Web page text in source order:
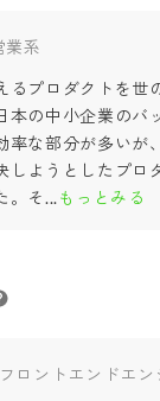
業系
るプロダクトを世
本の中小企業のバ
率な部分が多いが
しようとしたプロ
。そ...もっとみる
フロントエンドエン